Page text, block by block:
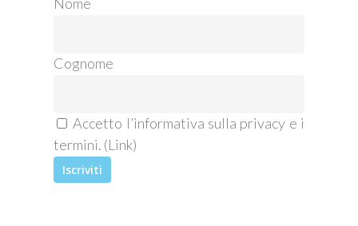
Cognome
Accetto l’informativa sulla privacy e i
termini. (Link)